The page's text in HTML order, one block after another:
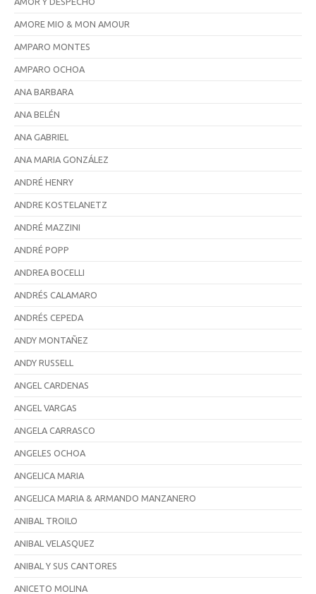
AMORE MIO & MON AMOUR
AMPARO MONTES
AMPARO OCHOA
ANA BARBARA
ANA BELÉN
ANA GABRIEL
ANA MARIA GONZÁLEZ
ANDRÉ HENRY
ANDRE KOSTELANETZ
ANDRÉ MAZZINI
ANDRÉ POPP
ANDREA BOCELLI
ANDRÉS CALAMARO
ANDRÉS CEPEDA
ANDY MONTAÑEZ
ANDY RUSSELL
ANGEL CARDENAS
ANGEL VARGAS
ANGELA CARRASCO
ANGELES OCHOA
ANGELICA MARIA
ANGELICA MARIA & ARMANDO MANZANERO
ANIBAL TROILO
ANIBAL VELASQUEZ
ANIBAL Y SUS CANTORES
ANICETO MOLINA